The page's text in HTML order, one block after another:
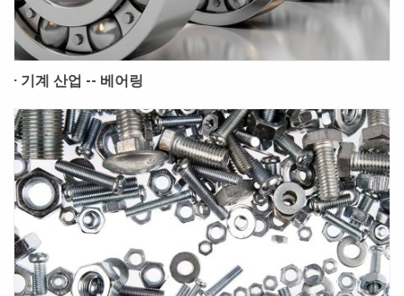
· 기계 산업 -- 베어링